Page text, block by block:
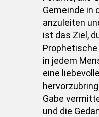
Gemeinde in
anzuleiten
ist das Ziel,
Prophetische
in jedem
eine
Gabe
und die